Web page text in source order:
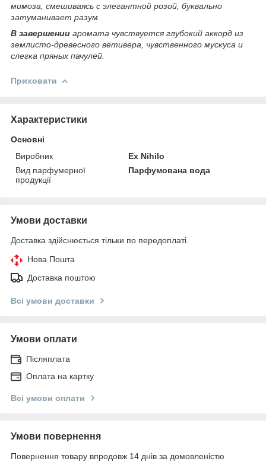
мимоза, смешиваясь с элегантной розой, буквально
затуманивает разум.
В завершении аромата чувствуется глубокий аккорд из
землисто-древесного ветивера, чувственного мускуса и
слегка пряных пачулей.
Приховати
Характеристики
Основні
Виробник
Ex Nihilo
Вид парфумерної
продукції
Парфумована вода
Умови доставки
Доставка здійснюється тільки по передоплаті.
Нова Пошта
Доставка поштою
Всі умови доставки
Умови оплати
Післяплата
Оплата на картку
Всі умови оплати
Умови повернення
Повернення товару впродовж 14 днів за домовленістю